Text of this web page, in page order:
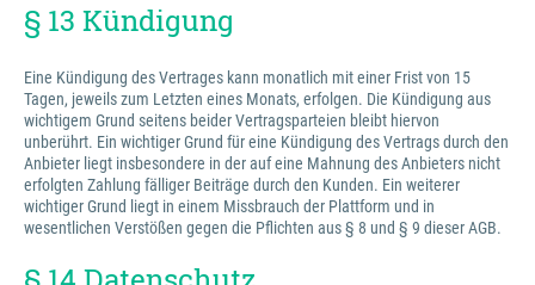
§ 13 Kündigung
Eine Kündigung des Vertrages kann monatlich mit einer Frist von 15
Tagen, jeweils zum Letzten eines Monats, erfolgen. Die Kündigung aus
wichtigem Grund seitens beider Vertragsparteien bleibt hiervon
unberührt. Ein wichtiger Grund für eine Kündigung des Vertrags durch den
Anbieter liegt insbesondere in der auf eine Mahnung des Anbieters nicht
erfolgten Zahlung fälliger Beiträge durch den Kunden. Ein weiterer
wichtiger Grund liegt in einem Missbrauch der Plattform und in
wesentlichen Verstößen gegen die Pflichten aus § 8 und § 9 dieser AGB.